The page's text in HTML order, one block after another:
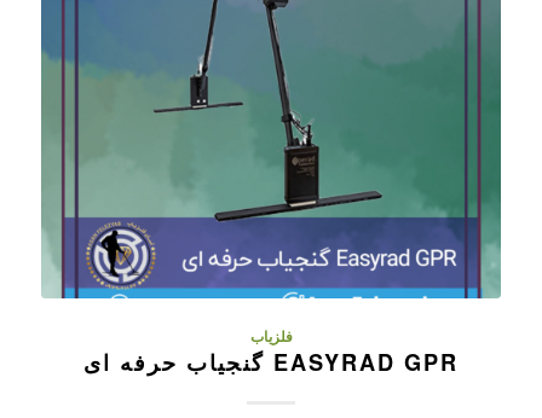
فلزیاب
EASYRAD GPR گنجیاب حرفه ای